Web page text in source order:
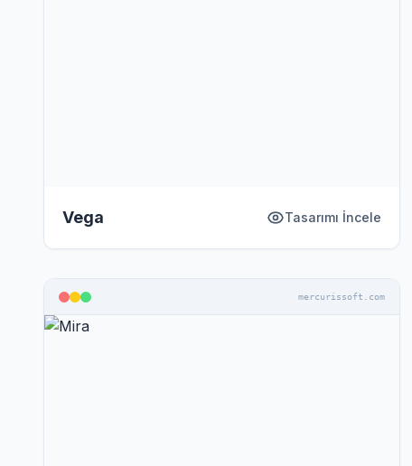
Vega Tasarımı İncele
mercurissoft.com